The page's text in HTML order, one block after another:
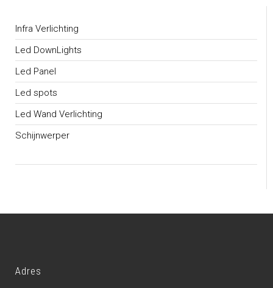
Infra Verlichting
Led DownLights
Led Panel
Led spots
Led Wand Verlichting
Schijnwerper
Adres